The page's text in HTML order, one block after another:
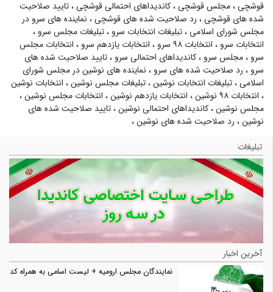
قوشچی،مجلس قوشچی،کاندیداهای احتمالی قوشچی،تایید صلاحیت
شده های قوشچی، رد صلاحیت شده های قوشچی، نماینده های سرو در
مجلس شورای اسلامی،تبلیغات انتخابات سرو ،تبلیغات مجلس سرو ،
انتخابات سرو ، انتخابات ۹۸ سرو ، انتخابات یازدهم سرو ، انتخابات مجلس
سرو ،مجلس سرو ،کاندیداهای احتمالی سرو ،تایید صلاحیت شده های
سرو ، رد صلاحیت شده های سرو ، نماینده های نوشین در مجلس شورای
اسلامی،تبلیغات انتخابات نوشین،تبلیغات مجلس نوشین، انتخابات نوشین
، انتخابات ۹۸ نوشین ، انتخابات یازدهم نوشین، انتخابات مجلس نوشین،
مجلس نوشین،کاندیداهای احتمالی نوشین،تایید صلاحیت شده های
نوشین، رد صلاحیت شده های نوشین،
تبلیغات
آخرین اخبار
نمایندگان مجلس ارومیه + لیست اسامی به همراه کد